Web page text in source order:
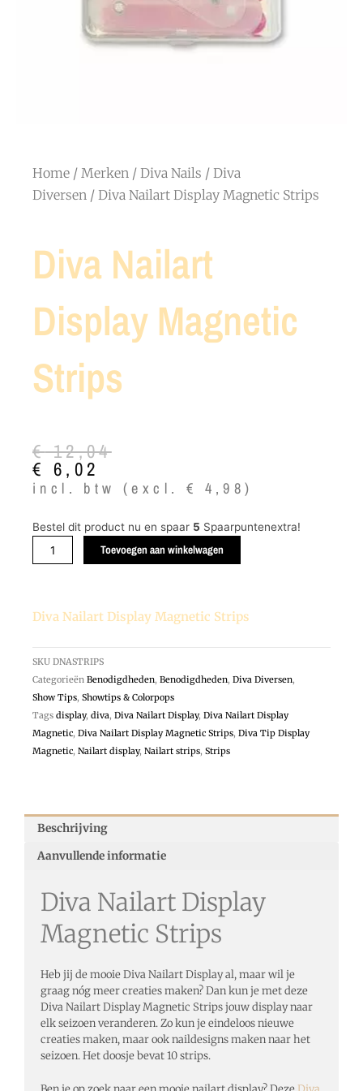
Home / Merken / Diva Nails / Diva
Diversen / Diva Nailart Display Magnetic Strips
Diva Nailart
Display Magnetic
Strips
€12,04
Oorspronkelijke
prijs
was:
€ 6,02
Huidige
prijs
is:
incl. btw (excl. € 4,98)
Bestel dit product nu en spaar 5 Spaarpuntenextra!
Diva
Nailart
Display
aantal
Toevoegen aan winkelwagen
Diva Nailart Display Magnetic Strips
SKU DNASTRIPS
Categorieën Benodigdheden, Benodigdheden, Diva Diversen,
Show Tips, Showtips & Colorpops
Tags display, diva, Diva Nailart Display, Diva Nailart Display
Magnetic, Diva Nailart Display Magnetic Strips, Diva Tip Display
Magnetic, Nailart display, Nailart strips, Strips
Beschrijving
Aanvullende informatie
Diva Nailart Display
Magnetic Strips
Heb jij de mooie Diva Nailart Display al, maar wil je
graag nóg meer creaties maken? Dan kun je met deze
Diva Nailart Display Magnetic Strips jouw display naar
elk seizoen veranderen. Zo kun je eindeloos nieuwe
creaties maken, maar ook naildesigns maken naar het
seizoen. Het doosje bevat 10 strips.